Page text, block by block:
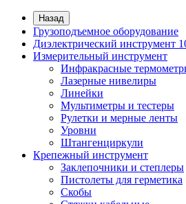
Назад
Грузоподъемное оборудование
Диэлектрический инструмент
Измерительный инструмент
Инфракрасные
Лазерные нивелиры
Линейки
Мультиметры и тестеры
Рулетки и мерные ленты
Уровни
Штангенциркули
Крепежный инструмент
Заклепочники и степлеры
Пистолеты для герметика
Скобы